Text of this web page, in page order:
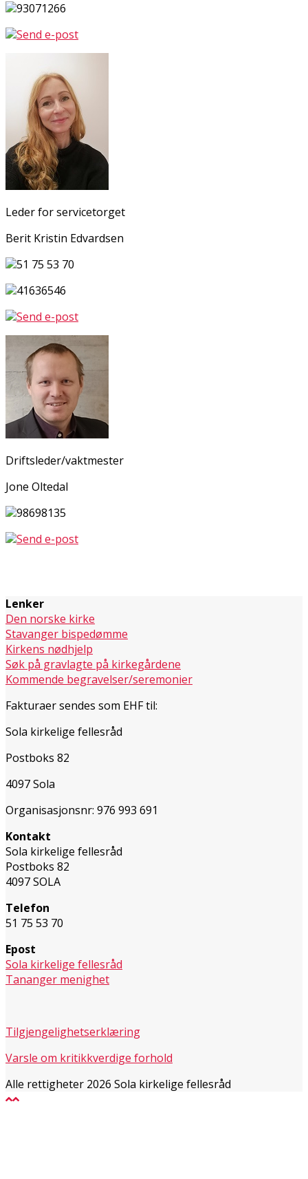
93071266
Send e-post
Leder for servicetorget
Berit Kristin Edvardsen
51 75 53 70
41636546
Send e-post
Driftsleder/vaktmester
Jone Oltedal
98698135
Send e-post
Lenker
Den norske kirke
Stavanger bispedømme
Kirkens nødhjelp
Søk på gravlagte på kirkegårdene
Kommende begravelser/seremonier
Fakturaer sendes som EHF til:
Sola kirkelige fellesråd
Postboks 82
4097 Sola
Organisasjonsnr: 976 993 691
Kontakt
Sola kirkelige fellesråd
Postboks 82
4097 SOLA
Telefon
51 75 53 70
Epost
Sola kirkelige fellesråd
Tananger menighet
Tilgjengelighetserklæring
Varsle om kritikkverdige forhold
Alle rettigheter 2026 Sola kirkelige fellesråd